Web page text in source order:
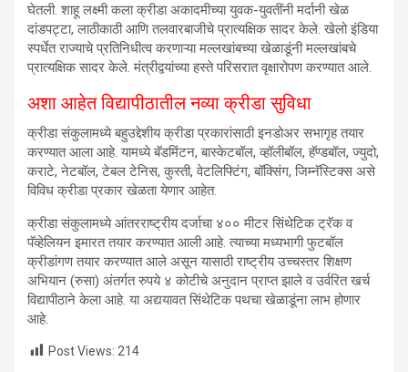
घेतली. शाहू लक्ष्मी कला क्रीडा अकादमीच्या युवक-युवतींनी मर्दानी खेळ
दांडपट्टा, लाठीकाठी आणि तलवारबाजीचे प्रात्यक्षिक सादर केले. खेलो इंडिया
स्पर्धेत राज्याचे प्रतिनिधीत्व करणाऱ्या मल्लखांबच्या खेळाडूंनी मल्लखांबचे
प्रात्यक्षिक सादर केले. मंत्रीद्वयांच्या हस्ते परिसरात वृक्षारोपण करण्यात आले.
अशा आहेत विद्यापीठातील नव्या क्रीडा सुविधा
क्रीडा संकुलामध्ये बहुउद्देशीय क्रीडा प्रकारांसाठी इनडोअर सभागृह तयार
करण्यात आला आहे. यामध्ये बॅडमिंटन, बास्केटबॉल, व्हॉलीबॉल, हॅण्डबॉल, ज्युदो,
कराटे, नेटबॉल, टेबल टेनिस, कुस्ती, वेटलिफ्टिंग, बॉक्सिंग, जिम्नॅस्टिक्स असे
विविध क्रीडा प्रकार खेळता येणार आहेत.
क्रीडा संकुलामध्ये आंतरराष्ट्रीय दर्जाचा ४०० मीटर सिंथेटिक ट्रॅक व
पॅव्हेलियन इमारत तयार करण्यात आली आहे. त्याच्या मध्यभागी फुटबॉल
क्रीडांगण तयार करण्यात आले असून यासाठी राष्ट्रीय उच्चस्तर शिक्षण
अभियान (रुसा) अंतर्गत रुपये ४ कोटीचे अनुदान प्राप्त झाले व उर्वरित खर्च
विद्यापीठाने केला आहे. या अद्ययावत सिंथेटिक पथचा खेळाडूंना लाभ होणार
आहे.
Post Views: 214